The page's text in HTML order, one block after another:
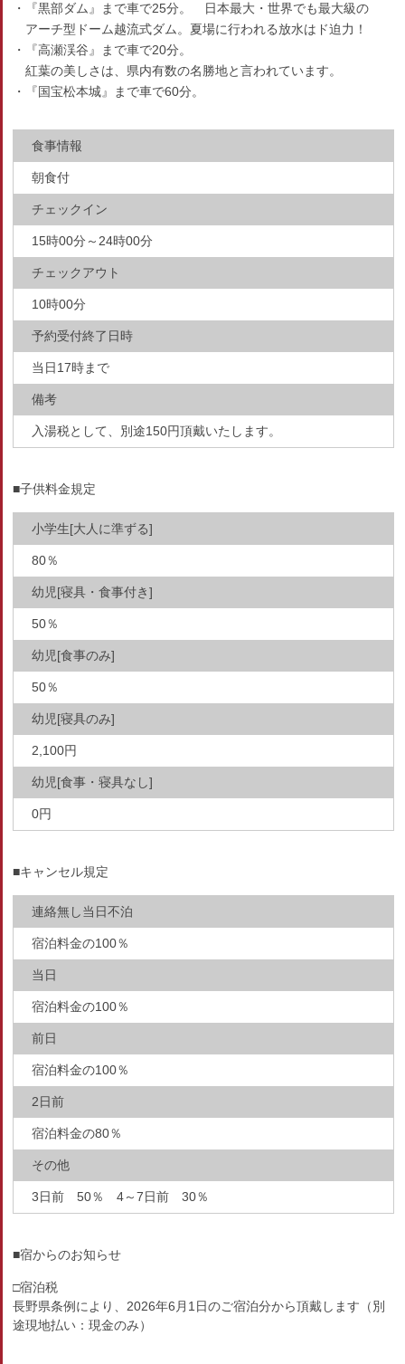
・『黒部ダム』まで車で25分。 日本最大・世界でも最大級の
アーチ型ドーム越流式ダム。夏場に行われる放水はド迫力！
・『高瀬渓谷』まで車で20分。
紅葉の美しさは、県内有数の名勝地と言われています。
・『国宝松本城』まで車で60分。
食事情報
朝食付
チェックイン
15時00分～24時00分
チェックアウト
10時00分
予約受付終了日時
当日17時まで
備考
入湯税として、別途150円頂戴いたします。
■子供料金規定
小学生[大人に準ずる]
80％
幼児[寝具・食事付き]
50％
幼児[食事のみ]
50％
幼児[寝具のみ]
2,100円
幼児[食事・寝具なし]
0円
■キャンセル規定
連絡無し当日不泊
宿泊料金の100％
当日
宿泊料金の100％
前日
宿泊料金の100％
2日前
宿泊料金の80％
その他
3日前 50％ 4～7日前 30％
■宿からのお知らせ
□宿泊税
長野県条例により、2026年6月1日のご宿泊分から頂戴します（別
途現地払い：現金のみ）